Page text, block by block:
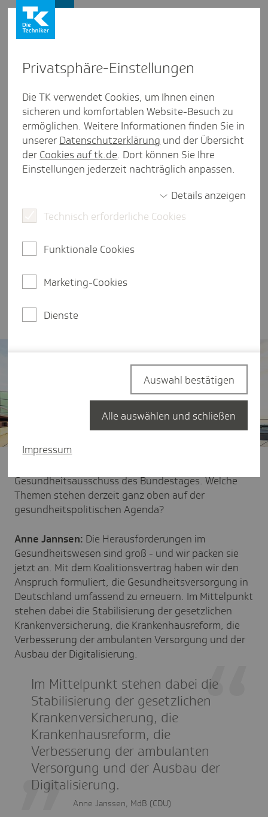
"Wir brau­chen endlich eine
echte Struk­tur­re­form"
Inter­view aus Nieder­sachsen
Anne Janssen (CDU) ist Abgeordnete des
Ausschuss für Gesundheit. Im Interview spricht die
Themen der Gesundheitspolitik, denn der
Janssen so.
Presse und Politik Gesundheitspolitik
Gesundheitsausschuss des Bundestages. Welche
Themen stehen derzeit ganz oben auf der
gesundheitspolitischen Agenda?
Anne Jannsen: Die Herausforderungen im
Gesundheitswesen sind groß - und wir packen sie
jetzt an. Mit dem Koalitionsvertrag haben wir den
Anspruch formuliert, die Gesundheitsversorgung in
Deutschland umfassend zu erneuern. Im Mittelpunkt
stehen dabei die Stabilisierung der gesetzlichen
Krankenversicherung, die Krankenhausreform, die
Verbesserung der ambulanten Versorgung und der
Ausbau der Digitalisierung.
Im Mittelpunkt stehen dabei die
Stabilisierung der gesetzlichen
Krankenversicherung, die
Krankenhausreform, die
Verbesserung der ambulanten
Versorgung und der Ausbau der
Digitalisierung.
Anne Janssen, MdB (CDU)
Privat­sphäre-Einstel­lungen
Die TK verwendet Cookies, um Ihnen einen
sicheren und komfortablen Website-Besuch zu
ermöglichen. Weitere Informationen finden Sie in
unserer Datenschutzerklärung und der Übersicht
der Cookies auf tk.de. Dort können Sie Ihre
Einstellungen jederzeit nachträglich anpassen.
Details anzeigen
Technisch erforderliche Cookies
Funktionale Cookies
Marketing-Cookies
Dienste
Impressum
Auswahl bestätigen
Alle auswählen und schließen